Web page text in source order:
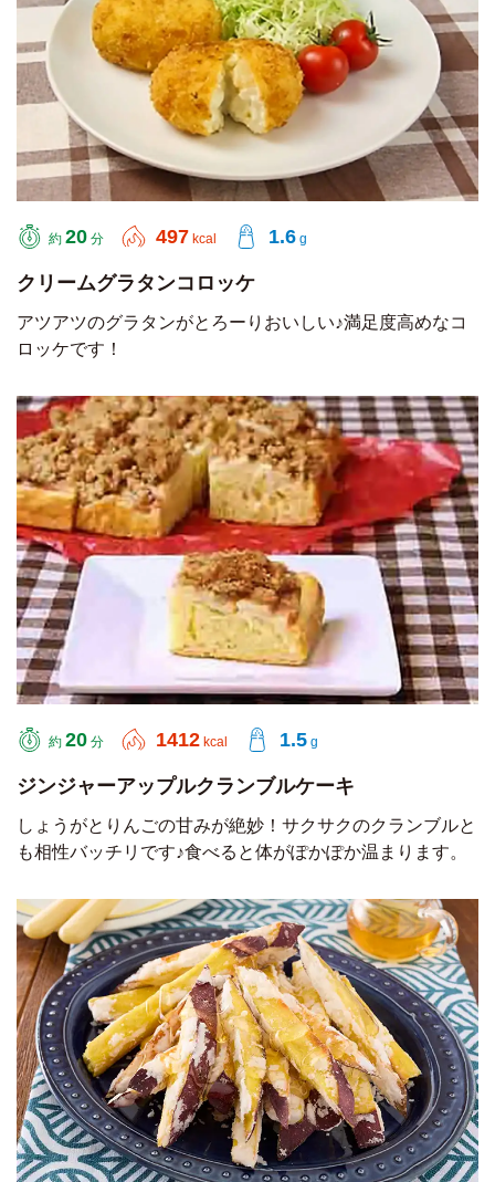
約 20 分 497 kcal 1.6 g
クリームグラタンコロッケ
アツアツのグラタンがとろーりおいしい♪満足度高めなコ
ロッケです！
約 20 分 1412 kcal 1.5 g
ジンジャーアップルクランブルケーキ
しょうがとりんごの甘みが絶妙！サクサクのクランブルと
も相性バッチリです♪食べると体がぽかぽか温まります。